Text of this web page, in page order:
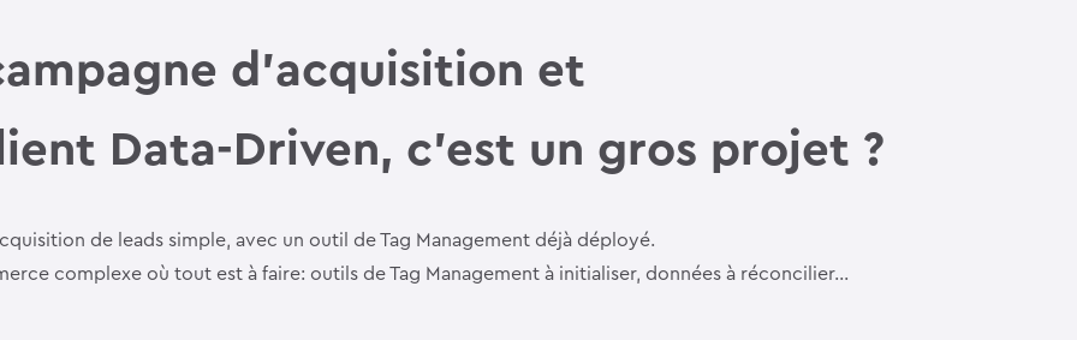
d’acquisition et
Data-Driven, c’est un gros projet ?
de leads simple, avec un outil de Tag Management déjà déployé.
complexe où tout est à faire: outils de Tag Management à initialiser, données à réconcilier…